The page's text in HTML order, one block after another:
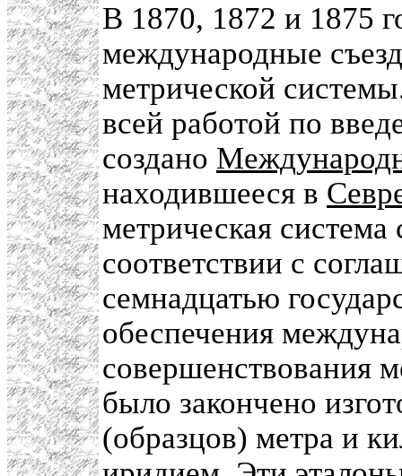
В 1870, 1872 и 1875
международные
метрической
всей работой по
создано
находившееся в
метрическая
соответствии с
семнадцатью
обеспечения
совершенствования
было закончено
(образцов) метра и